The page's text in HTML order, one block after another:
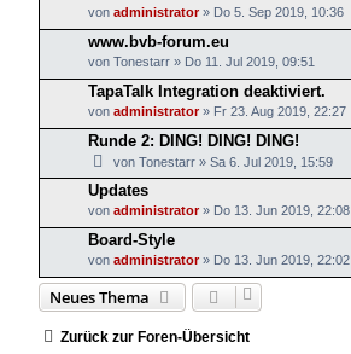
von administrator» Do 5. Sep 2019, 10:36
www.bvb-forum.eu
von Tonestarr » Do 11. Jul 2019, 09:51
TapaTalk Integration deaktiviert.
von administrator» Fr 23. Aug 2019, 22:27
Runde 2: DING! DING! DING!
von Tonestarr » Sa 6. Jul 2019, 15:59
Updates
von administrator» Do 13. Jun 2019, 22:08
Board-Style
von administrator» Do 13. Jun 2019, 22:02
Neues Thema
Zurück zur Foren-Übersicht